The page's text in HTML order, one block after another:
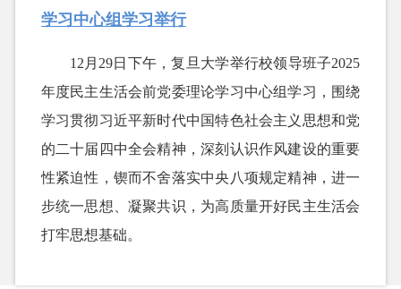
学习中心组学习举行
12月29日下午，复旦大学举行校领导班子2025
年度民主生活会前党委理论学习中心组学习，围绕
学习贯彻习近平新时代中国特色社会主义思想和党
的二十届四中全会精神，深刻认识作风建设的重要
性紧迫性，锲而不舍落实中央八项规定精神，进一
步统一思想、凝聚共识，为高质量开好民主生活会
打牢思想基础。